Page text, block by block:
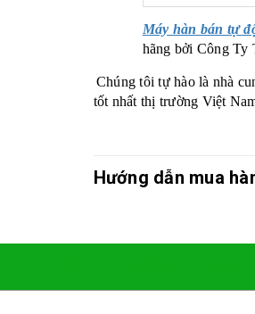
Máy hàn bán tự
hãng bởi Công
Chúng tôi tự hào là nhà
tốt nhất thị trường Việt
Hướng dẫn mua